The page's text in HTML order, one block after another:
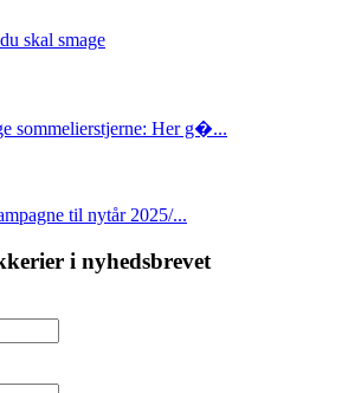
skal smage
sommelierstjerne: Her g�...
til nytår 2025/...
i nyhedsbrevet